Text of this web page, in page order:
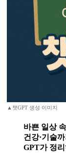
▲챗GPT 생성 이미지
바쁜 일상
건강·기술
GPT가 정